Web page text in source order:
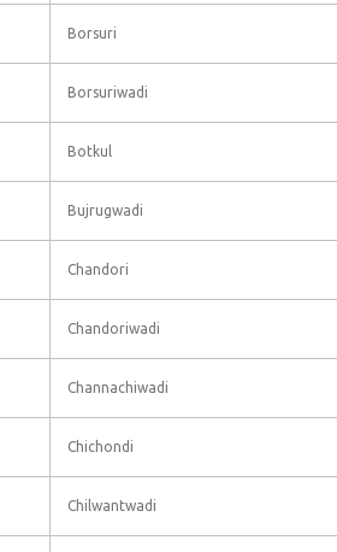
Borsuri
Borsuriwadi
Botkul
Bujrugwadi
Chandori
Chandoriwadi
Channachiwadi
Chichondi
Chilwantwadi